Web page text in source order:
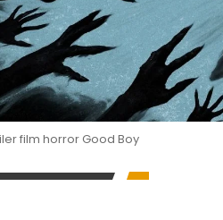
film horror Good Boy